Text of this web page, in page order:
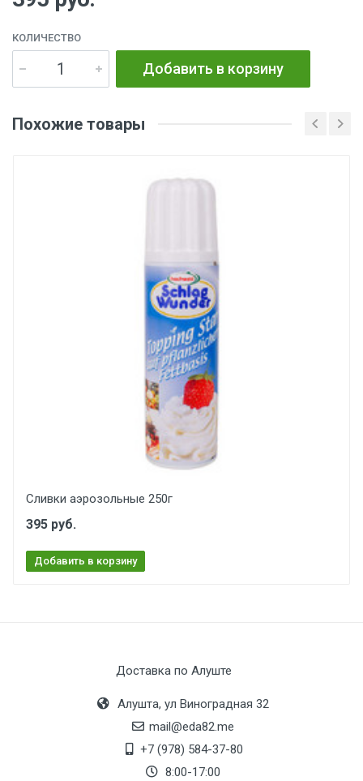
КОЛИЧЕСТВО
Добавить в корзину
Похожие товары
Сливки аэрозольные 250г
395 руб.
Добавить в корзину
Доставка по Алуште
Алушта, ул Виноградная 32
mail@eda82.me
+7 (978) 584-37-80
8:00-17:00